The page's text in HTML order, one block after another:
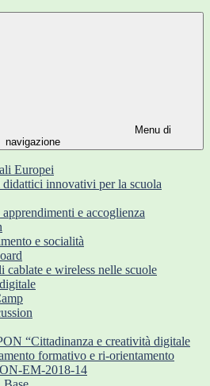
Menu di
navigazione
Europei
innovativi per la scuola
e accoglienza
e socialità
cablate e wireless nelle scuole
“Cittadinanza e creatività digitale
formativo e ri-orientamento
EM-2018-14